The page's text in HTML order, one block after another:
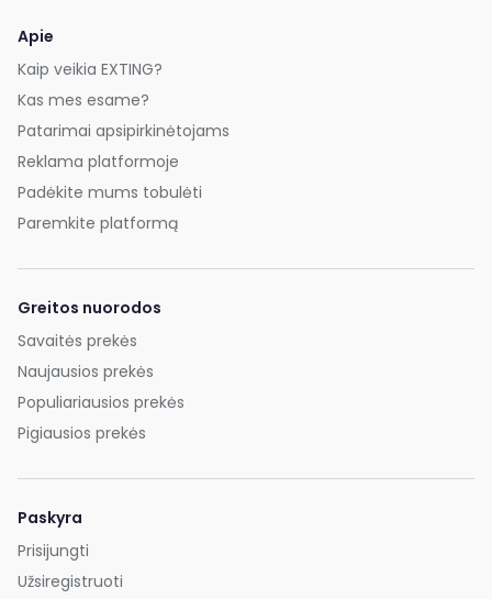
Apie
Kaip veikia EXTING?
Kas mes esame?
Patarimai apsipirkinėtojams
Reklama platformoje
Padėkite mums tobulėti
Paremkite platformą
Greitos nuorodos
Savaitės prekės
Naujausios prekės
Populiariausios prekės
Pigiausios prekės
Paskyra
Prisijungti
Užsiregistruoti